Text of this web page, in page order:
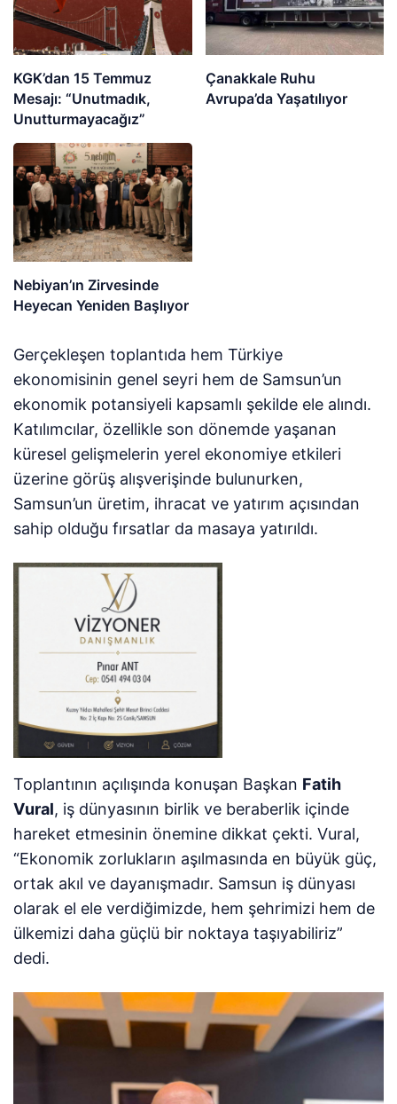
KGK’dan 15 Temmuz
Mesajı: “Unutmadık,
Unutturmayacağız”
Çanakkale Ruhu
Avrupa’da Yaşatılıyor
Nebiyan’ın Zirvesinde
Heyecan Yeniden Başlıyor
Gerçekleşen toplantıda hem Türkiye
ekonomisinin genel seyri hem de Samsun’un
ekonomik potansiyeli kapsamlı şekilde ele alındı.
Katılımcılar, özellikle son dönemde yaşanan
küresel gelişmelerin yerel ekonomiye etkileri
üzerine görüş alışverişinde bulunurken,
Samsun’un üretim, ihracat ve yatırım açısından
sahip olduğu fırsatlar da masaya yatırıldı.
Toplantının açılışında konuşan Başkan Fatih
Vural, iş dünyasının birlik ve beraberlik içinde
hareket etmesinin önemine dikkat çekti. Vural,
“Ekonomik zorlukların aşılmasında en büyük güç,
ortak akıl ve dayanışmadır. Samsun iş dünyası
olarak el ele verdiğimizde, hem şehrimizi hem de
ülkemizi daha güçlü bir noktaya taşıyabiliriz”
dedi.